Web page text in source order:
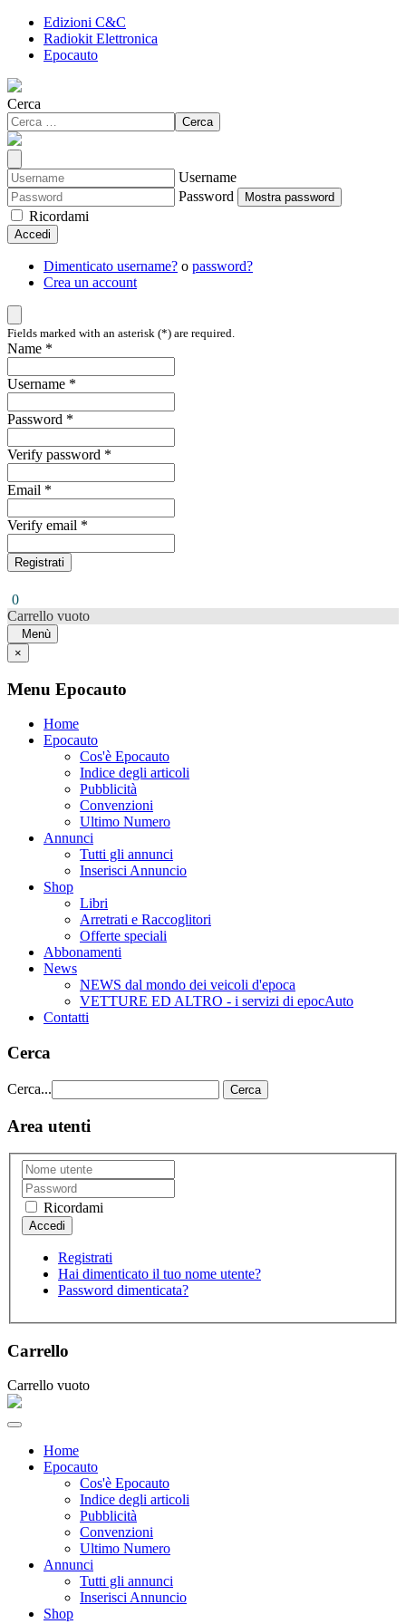
Edizioni C&C
Radiokit Elettronica
Epocauto
Cerca
Cerca
Username
Password
Mostra password
Ricordami
Accedi
Dimenticato username? o password?
Crea un account
Fields marked with an asterisk (*) are required.
Name *
Username *
Password *
Verify password *
Email *
Verify email *
Registrati
0
Carrello vuoto
Menù
×
Menu Epocauto
Home
Epocauto
Cos'è Epocauto
Indice degli articoli
Pubblicità
Convenzioni
Ultimo Numero
Annunci
Tutti gli annunci
Inserisci Annuncio
Shop
Libri
Arretrati e Raccoglitori
Offerte speciali
Abbonamenti
News
NEWS dal mondo dei veicoli d'epoca
VETTURE ED ALTRO - i servizi di epocAuto
Contatti
Cerca
Cerca... Cerca
Area utenti
Ricordami
Registrati
Hai dimenticato il tuo nome utente?
Password dimenticata?
Carrello
Carrello vuoto
Home
Epocauto
Cos'è Epocauto
Indice degli articoli
Pubblicità
Convenzioni
Ultimo Numero
Annunci
Tutti gli annunci
Inserisci Annuncio
Shop